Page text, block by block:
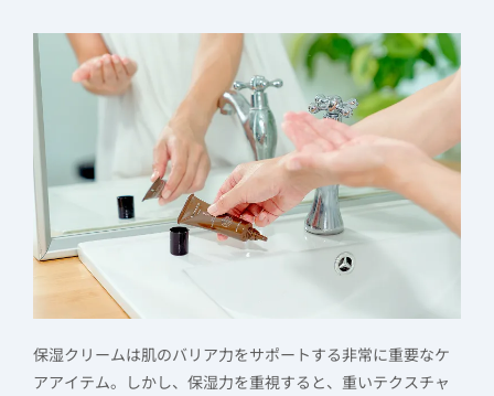
保湿クリームは肌のバリア力をサポートする非常に重要なケ
アアイテム。しかし、保湿力を重視すると、重いテクスチャ